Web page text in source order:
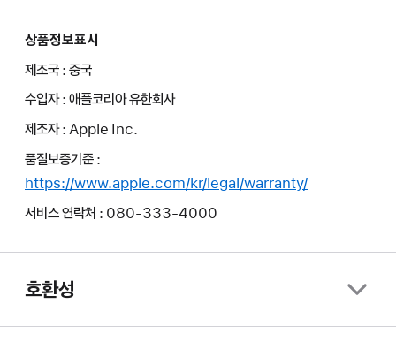
상품정보표시
제조국 : 중국
수입자 : 애플코리아 유한회사
제조자 : Apple Inc.
품질보증기준 :
https://www.apple.com/kr/legal/warranty/
서비스 연락처 : 080-333-4000
호환성